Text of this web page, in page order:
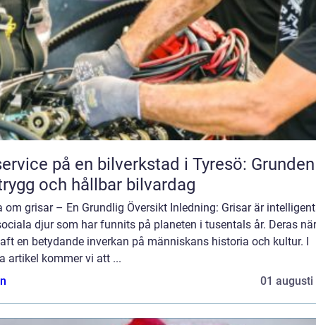
på en bilverkstad i Tyresö:
och hållbar bilvardag
om grisar – En Grundlig Översikt Inledning: Grisar är
djur som har funnits på planeten i tusentals år. Deras
en betydande inverkan på människans historia och kultur. I
artikel kommer vi att ...
01 augusti